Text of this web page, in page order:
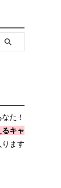
た！
キャ
ます